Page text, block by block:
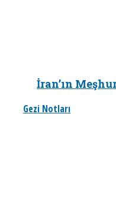
İran’ın
Gezi Notları